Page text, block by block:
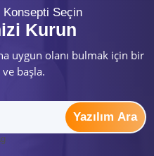
Seçin
Kurun
uygun olanı bulmak için bir
başla.
Yazılım Ara